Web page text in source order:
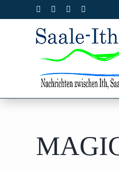
Inhalt
Facebook Instagram